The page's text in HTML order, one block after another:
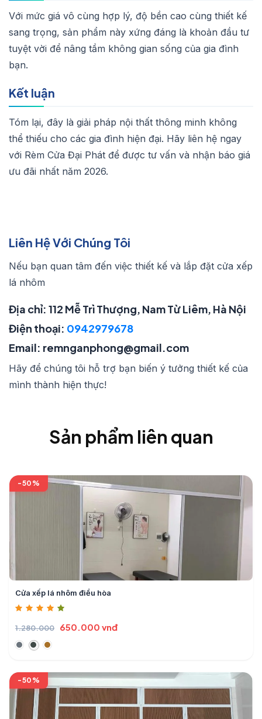
Với mức giá vô cùng hợp lý, độ bền cao cùng thiết kế
sang trọng, sản phẩm này xứng đáng là khoản đầu tư
tuyệt vời để nâng tầm không gian sống của gia đình
bạn.
Kết luận
Tóm lại, đây là giải pháp nội thất thông minh không
thể thiếu cho các gia đình hiện đại. Hãy liên hệ ngay
với Rèm Cửa Đại Phát để được tư vấn và nhận báo giá
ưu đãi nhất năm 2026.
Liên Hệ Với Chúng Tôi
Nếu bạn quan tâm đến việc thiết kế và lắp đặt cửa xếp
lá nhôm
Địa chỉ: 112 Mễ Trì Thượng, Nam Từ Liêm, Hà Nội
Điện thoại: 0942979678
Email: remnganphong@gmail.com
Hãy để chúng tôi hỗ trợ bạn biến ý tưởng thiết kế của
mình thành hiện thực!
Sản phẩm liên quan
-50%
Cửa xếp lá nhôm điều hòa
1.280.000 650.000 vnđ
-50%